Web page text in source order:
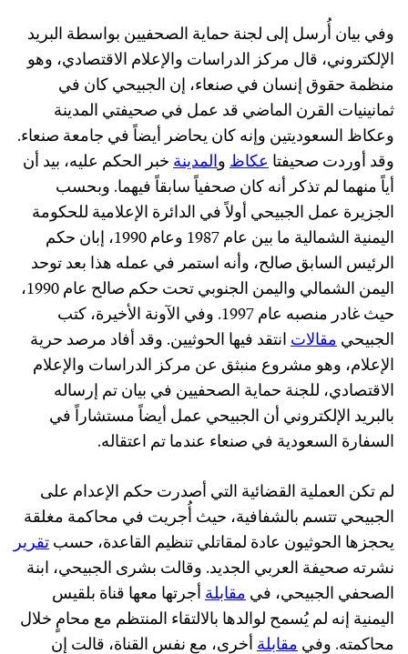
وفي بيان أُرسل إلى لجنة حماية الصحفيين بواسطة البريد
الإلكتروني، قال مركز الدراسات والإعلام الاقتصادي، وهو
منظمة حقوق إنسان في صنعاء، إن الجبيحي كان في
ثمانينيات القرن الماضي قد عمل في صحيفتي المدينة
وعكاظ السعوديتين وإنه كان يحاضر أيضاً في جامعة صنعاء.
وقد أوردت صحيفتاعكاظوالمدينةخبر الحكم عليه، بيد أن
أياً منهما لم تذكر أنه كان صحفياً سابقاً فيهما. وبحسب
الجزيرة عمل الجبيحي أولاً في الدائرة الإعلامية للحكومة
اليمنية الشمالية ما بين عام 1987 وعام 1990، إبان حكم
الرئيس السابق صالح، وأنه استمر في عمله هذا بعد توحد
اليمن الشمالي واليمن الجنوبي تحت حكم صالح عام 1990،
حيث غادر منصبه عام 1997. وفي الآونة الأخيرة، كتب
الجبيحيمقالاتانتقد فيها الحوثيين. وقد أفاد مرصد حرية
الإعلام، وهو مشروع منبثق عن مركز الدراسات والإعلام
الاقتصادي، للجنة حماية الصحفيين في بيان تم إرساله
بالبريد الإلكتروني أن الجبيحي عمل أيضاً مستشاراً في
السفارة السعودية في صنعاء عندما تم اعتقاله.
لم تكن العملية القضائية التي أصدرت حكم الإعدام على
الجبيحي تتسم بالشفافية، حيث أُجريت في محاكمة مغلقة
يحجزها الحوثيون عادة لمقاتلي تنظيم القاعدة، حسبتقرير
نشرته صحيفة العربي الجديد. وقالت بشرى الجبيحي، ابنة
الصحفي الجبيحي، فيمقابلةأجرتها معها قناة بلقيس
اليمنية إنه لم يُسمح لوالدها بالالتقاء المنتظم مع محامٍ خلال
محاكمته. وفيمقابلةأخرى، مع نفس القناة، قالت إن